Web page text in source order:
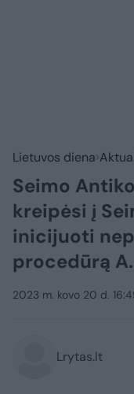
Lietuvos diena
Seimo
kreipėsi į
inicijuoti
procedūrą
2023 m. kovo 20 d.
Lrytas.lt